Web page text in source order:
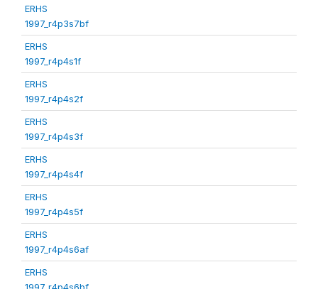
ERHS
1997_r4p3s7bf
ERHS
1997_r4p4s1f
ERHS
1997_r4p4s2f
ERHS
1997_r4p4s3f
ERHS
1997_r4p4s4f
ERHS
1997_r4p4s5f
ERHS
1997_r4p4s6af
ERHS
1997_r4p4s6bf